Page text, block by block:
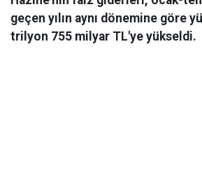
geçen yılın aynı dönemine göre
trilyon 755 milyar TL'ye yükseldi.